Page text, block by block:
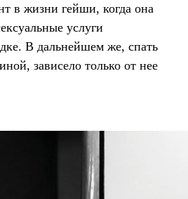
в жизни гейши, когда она
услуги
В дальнейшем же, спать
зависело только от нее